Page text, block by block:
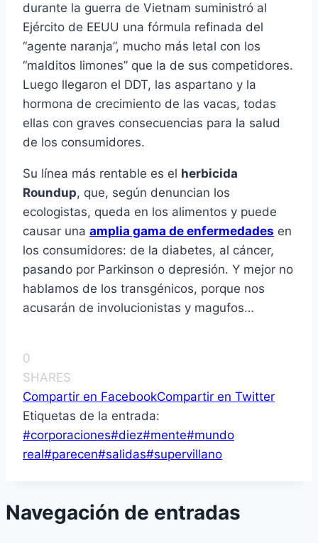
durante la guerra de Vietnam suministró al
Ejército de EEUU una fórmula refinada del
“agente naranja”, mucho más letal con los
“malditos limones” que la de sus competidores.
Luego llegaron el DDT, las aspartano y la
hormona de crecimiento de las vacas, todas
ellas con graves consecuencias para la salud
de los consumidores.
Su línea más rentable es el herbicida
Roundup, que, según denuncian los
ecologistas, queda en los alimentos y puede
causar una amplia gama de enfermedades en
los consumidores: de la diabetes, al cáncer,
pasando por Parkinson o depresión. Y mejor no
hablamos de los transgénicos, porque nos
acusarán de involucionistas y magufos…
0
SHARES
Compartir en FacebookCompartir en Twitter
Etiquetas de la entrada:
#corporaciones#diez#mente#mundo
real#parecen#salidas#supervillano
Navegación de entradas